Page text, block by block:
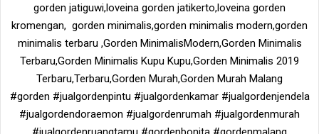
gorden jatiguwi,loveina gorden jatikerto,loveina gorden
kromengan, gorden minimalis,gorden minimalis modern,gorden
minimalis terbaru ,Gorden MinimalisModern,Gorden Minimalis
Terbaru,Gorden Minimalis Kupu Kupu,Gorden Minimalis 2019
Terbaru,Terbaru,Gorden Murah,Gorden Murah Malang
#gorden #jualgordenpintu #jualgordenkamar #jualgordenjendela
#jualgordendoraemon #jualgordenrumah #jualgordenmurah